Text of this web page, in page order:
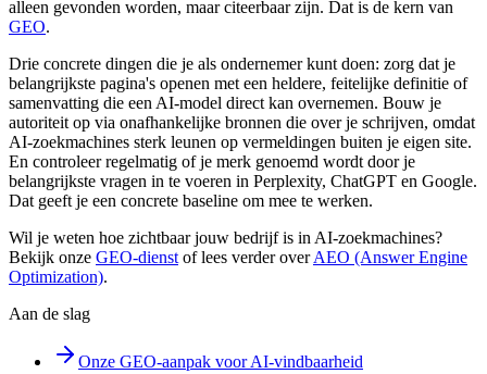
alleen gevonden worden, maar citeerbaar zijn. Dat is de kern van
GEO.
Drie concrete dingen die je als ondernemer kunt doen: zorg dat je
belangrijkste pagina's openen met een heldere, feitelijke definitie of
samenvatting die een AI-model direct kan overnemen. Bouw je
autoriteit op via onafhankelijke bronnen die over je schrijven, omdat
AI-zoekmachines sterk leunen op vermeldingen buiten je eigen site.
En controleer regelmatig of je merk genoemd wordt door je
belangrijkste vragen in te voeren in Perplexity, ChatGPT en Google.
Dat geeft je een concrete baseline om mee te werken.
Wil je weten hoe zichtbaar jouw bedrijf is in AI-zoekmachines?
Bekijk onze GEO-dienst of lees verder overAEO (Answer Engine
Optimization).
Aan de slag
Onze GEO-aanpak voor AI-vindbaarheid